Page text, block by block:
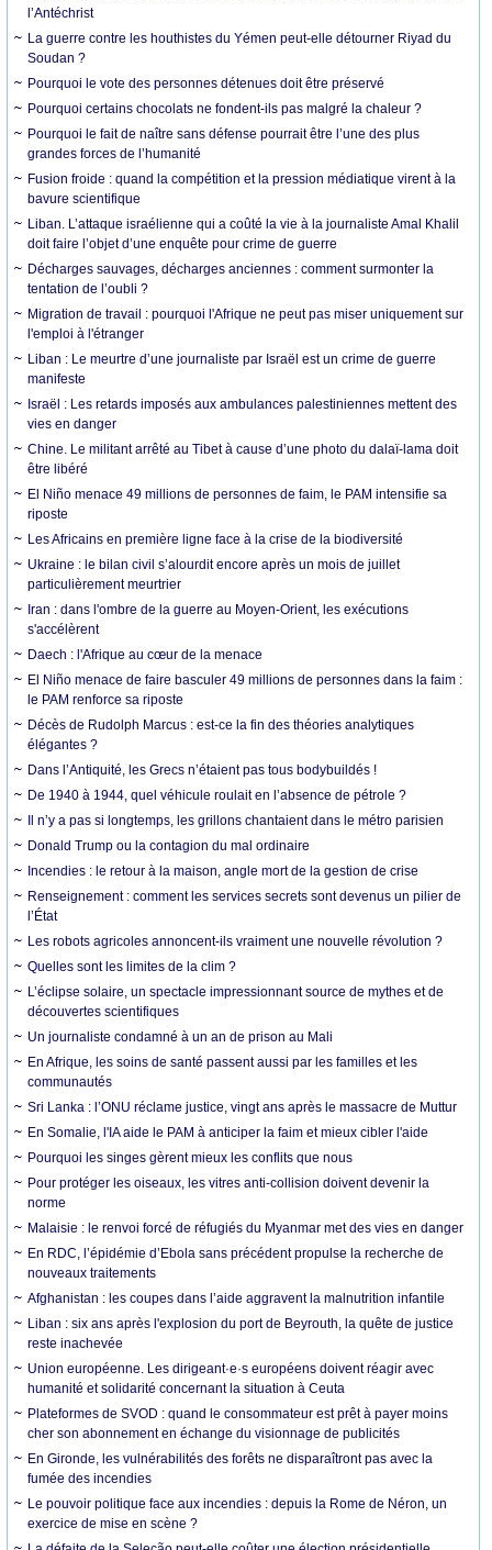
l’Antéchrist
La guerre contre les houthistes du Yémen peut-elle détourner Riyad du
Soudan ?
Pourquoi le vote des personnes détenues doit être préservé
Pourquoi certains chocolats ne fondent-ils pas malgré la chaleur ?
Pourquoi le fait de naître sans défense pourrait être l’une des plus
grandes forces de l’humanité
Fusion froide : quand la compétition et la pression médiatique virent à la
bavure scientifique
Liban. L’attaque israélienne qui a coûté la vie à la journaliste Amal Khalil
doit faire l’objet d’une enquête pour crime de guerre
Décharges sauvages, décharges anciennes : comment surmonter la
tentation de l’oubli ?
Migration de travail : pourquoi l'Afrique ne peut pas miser uniquement sur
l'emploi à l'étranger
Liban : Le meurtre d’une journaliste par Israël est un crime de guerre
manifeste
Israël : Les retards imposés aux ambulances palestiniennes mettent des
vies en danger
Chine. Le militant arrêté au Tibet à cause d’une photo du dalaï-lama doit
être libéré
El Niño menace 49 millions de personnes de faim, le PAM intensifie sa
riposte
Les Africains en première ligne face à la crise de la biodiversité
Ukraine : le bilan civil s’alourdit encore après un mois de juillet
particulièrement meurtrier
Iran : dans l'ombre de la guerre au Moyen-Orient, les exécutions
s'accélèrent
Daech : l'Afrique au cœur de la menace
El Niño menace de faire basculer 49 millions de personnes dans la faim :
le PAM renforce sa riposte
Décès de Rudolph Marcus : est-ce la fin des théories analytiques
élégantes ?
Dans l’Antiquité, les Grecs n’étaient pas tous bodybuildés !
De 1940 à 1944, quel véhicule roulait en l’absence de pétrole ?
Il n’y a pas si longtemps, les grillons chantaient dans le métro parisien
Donald Trump ou la contagion du mal ordinaire
Incendies : le retour à la maison, angle mort de la gestion de crise
Renseignement : comment les services secrets sont devenus un pilier de
l’État
Les robots agricoles annoncent-ils vraiment une nouvelle révolution ?
Quelles sont les limites de la clim ?
L’éclipse solaire, un spectacle impressionnant source de mythes et de
découvertes scientifiques
Un journaliste condamné à un an de prison au Mali
En Afrique, les soins de santé passent aussi par les familles et les
communautés
Sri Lanka : l’ONU réclame justice, vingt ans après le massacre de Muttur
En Somalie, l'IA aide le PAM à anticiper la faim et mieux cibler l'aide
Pourquoi les singes gèrent mieux les conflits que nous
Pour protéger les oiseaux, les vitres anti-collision doivent devenir la
norme
Malaisie : le renvoi forcé de réfugiés du Myanmar met des vies en danger
En RDC, l’épidémie d’Ebola sans précédent propulse la recherche de
nouveaux traitements
Afghanistan : les coupes dans l’aide aggravent la malnutrition infantile
Liban : six ans après l'explosion du port de Beyrouth, la quête de justice
reste inachevée
Union européenne. Les dirigeant·e·s européens doivent réagir avec
humanité et solidarité concernant la situation à Ceuta
Plateformes de SVOD : quand le consommateur est prêt à payer moins
cher son abonnement en échange du visionnage de publicités
En Gironde, les vulnérabilités des forêts ne disparaîtront pas avec la
fumée des incendies
Le pouvoir politique face aux incendies : depuis la Rome de Néron, un
exercice de mise en scène ?